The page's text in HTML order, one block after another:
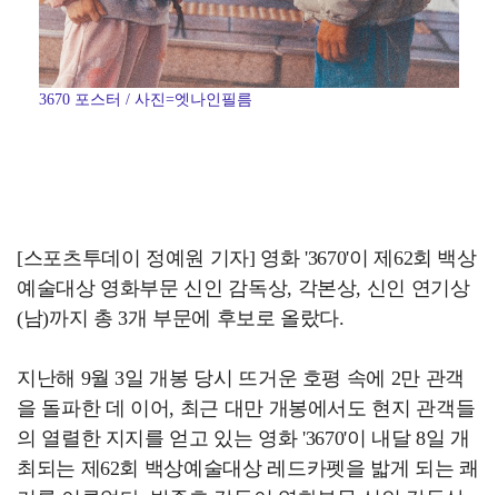
3670 포스터 / 사진=엣나인필름
[스포츠투데이 정예원 기자] 영화 '3670'이 제62회 백상
예술대상 영화부문 신인 감독상, 각본상, 신인 연기상
(남)까지 총 3개 부문에 후보로 올랐다.
지난해 9월 3일 개봉 당시 뜨거운 호평 속에 2만 관객
을 돌파한 데 이어, 최근 대만 개봉에서도 현지 관객들
의 열렬한 지지를 얻고 있는 영화 '3670'이 내달 8일 개
최되는 제62회 백상예술대상 레드카펫을 밟게 되는 쾌